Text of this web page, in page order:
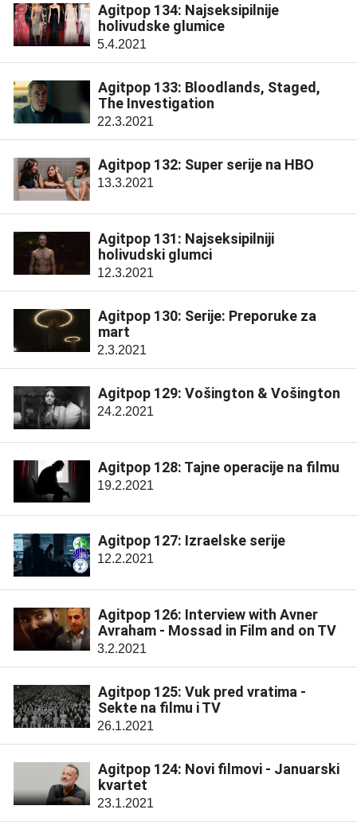
Agitpop 134: Najseksipilnije
holivudske glumice
5.4.2021
Agitpop 133: Bloodlands, Staged,
The Investigation
22.3.2021
Agitpop 132: Super serije na HBO
13.3.2021
Agitpop 131: Najseksipilniji
holivudski glumci
12.3.2021
Agitpop 130: Serije: Preporuke za
mart
2.3.2021
Agitpop 129: Vošington & Vošington
24.2.2021
Agitpop 128: Tajne operacije na filmu
19.2.2021
Agitpop 127: Izraelske serije
12.2.2021
Agitpop 126: Interview with Avner
Avraham - Mossad in Film and on TV
3.2.2021
Agitpop 125: Vuk pred vratima -
Sekte na filmu i TV
26.1.2021
Agitpop 124: Novi filmovi - Januarski
kvartet
23.1.2021